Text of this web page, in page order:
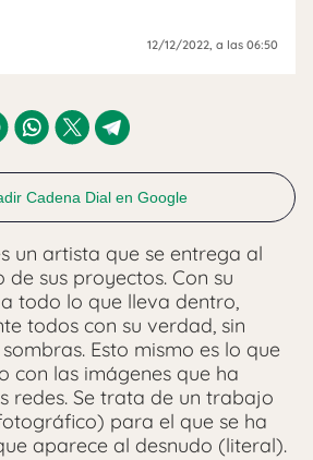
12/12/2022, a las 06:50
Cadena Dial en Google
un artista que se entrega al
de sus proyectos. Con su
todo lo que lleva dentro,
todos con su verdad, sin
Esto mismo es lo que
con las imágenes que ha
redes. Se trata de un trabajo
para el que se ha
aparece al desnudo (literal).